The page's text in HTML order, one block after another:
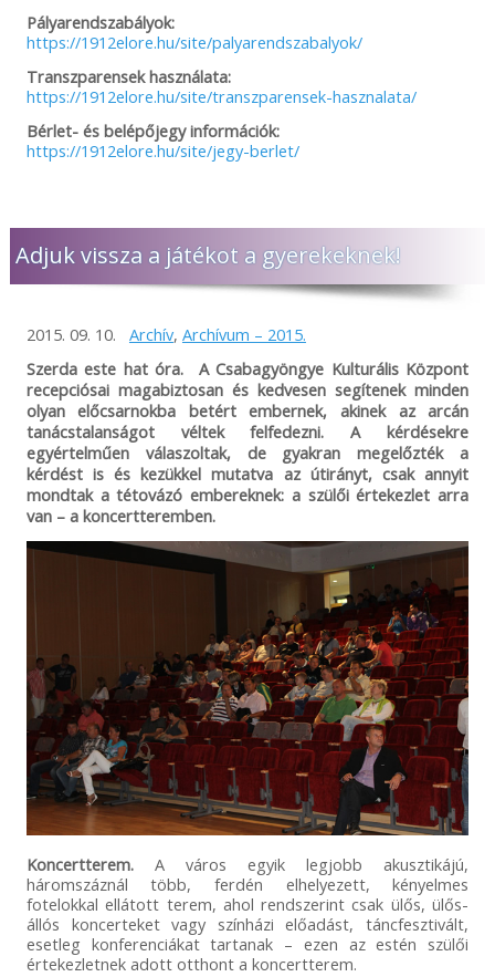
Pályarendszabályok:
https://1912elore.hu/site/palyarendszabalyok/
Transzparensek használata:
https://1912elore.hu/site/transzparensek-hasznalata/
Bérlet- és belépőjegy információk:
https://1912elore.hu/site/jegy-berlet/
Adjuk vissza a játékot a gyerekeknek!
2015. 09. 10. Archív, Archívum – 2015.
Szerda este hat óra. A Csabagyöngye Kulturális Központ
recepciósai magabiztosan és kedvesen segítenek minden
olyan előcsarnokba betért embernek, akinek az arcán
tanácstalanságot véltek felfedezni. A kérdésekre
egyértelműen válaszoltak, de gyakran megelőzték a
kérdést is és kezükkel mutatva az útirányt, csak annyit
mondtak a tétovázó embereknek: a szülői értekezlet arra
van – a koncertteremben.
Koncertterem.A város egyik legjobb akusztikájú,
háromszáznál több, ferdén elhelyezett, kényelmes
fotelokkal ellátott terem, ahol rendszerint csak ülős, ülős-
állós koncerteket vagy színházi előadást, táncfesztivált,
esetleg konferenciákat tartanak – ezen az estén szülői
értekezletnek adott otthont a koncertterem.